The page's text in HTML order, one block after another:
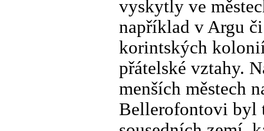
vyskytly ve
například v Argu
korintských
přátelské vztahy.
menších městech
Bellerofontovi byl